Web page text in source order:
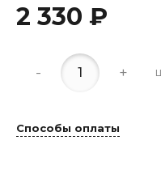
2 330 ₽
- +
Способы оплаты